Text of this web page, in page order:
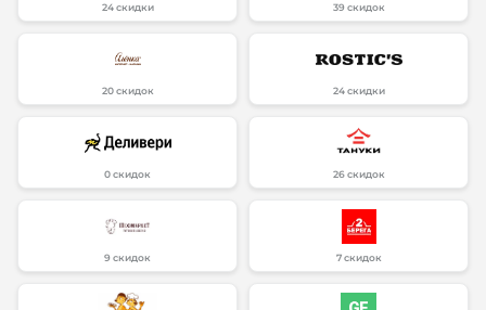
24 скидки 39 скидок
20 скидок 24 скидки
0 скидок 26 скидок
9 скидок 7 скидок